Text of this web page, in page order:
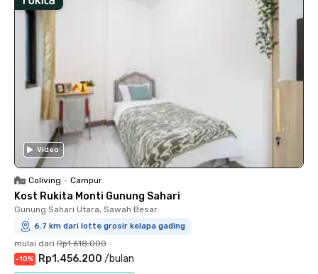
Video
Coliving • Campur
Kost Rukita Monti Gunung Sahari
Gunung Sahari Utara, Sawah Besar
6.7 km dari lotte grosir kelapa gading
mulai dari Rp1.618.000
-10% Rp1.456.200 /bulan